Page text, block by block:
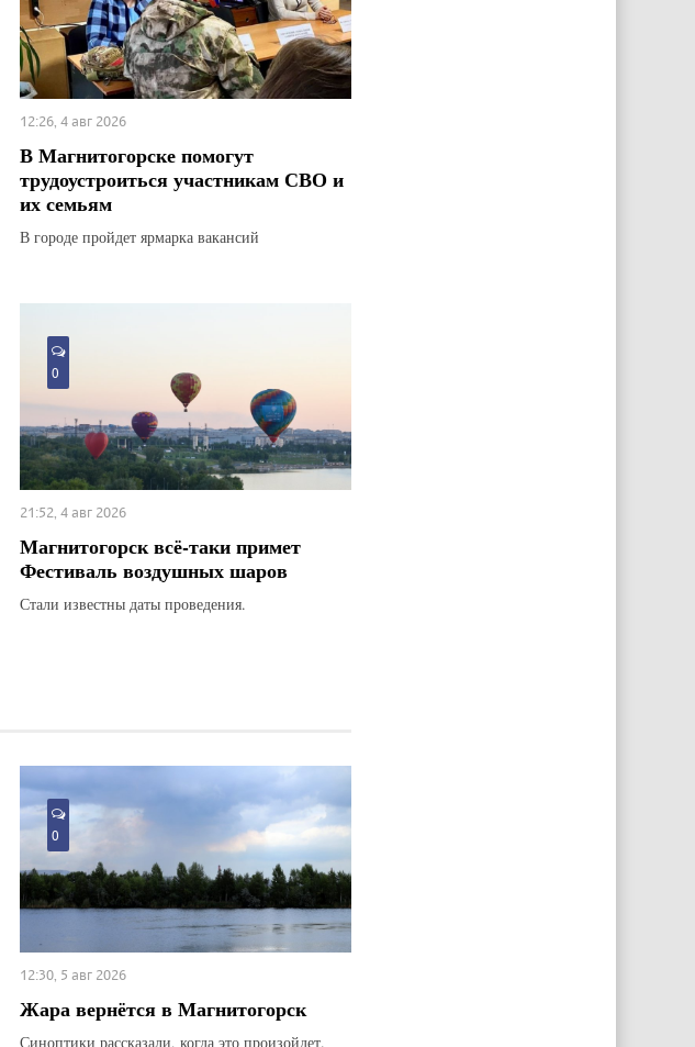
12:26, 4 авг 2026
В Магнитогорске помогут
трудоустроиться участникам СВО и
их семьям
В городе пройдет ярмарка вакансий
0
21:52, 4 авг 2026
Магнитогорск всё-таки примет
Фестиваль воздушных шаров
Стали известны даты проведения.
0
12:30, 5 авг 2026
Жара вернётся в Магнитогорск
Синоптики рассказали, когда это произойдет.